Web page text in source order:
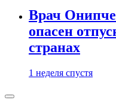
Врач
опасен
странах
1 неделя спустя